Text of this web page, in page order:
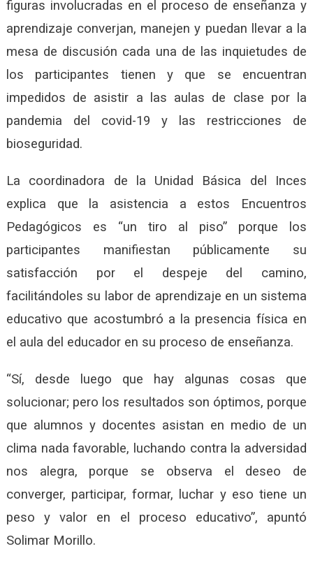
figuras involucradas en el proceso de enseñanza y
aprendizaje converjan, manejen y puedan llevar a la
mesa de discusión cada una de las inquietudes de
los participantes tienen y que se encuentran
impedidos de asistir a las aulas de clase por la
pandemia del covid-19 y las restricciones de
bioseguridad.
La coordinadora de la Unidad Básica del Inces
explica que la asistencia a estos Encuentros
Pedagógicos es “un tiro al piso” porque los
participantes manifiestan públicamente su
satisfacción por el despeje del camino,
facilitándoles su labor de aprendizaje en un sistema
educativo que acostumbró a la presencia física en
el aula del educador en su proceso de enseñanza.
“Sí, desde luego que hay algunas cosas que
solucionar; pero los resultados son óptimos, porque
que alumnos y docentes asistan en medio de un
clima nada favorable, luchando contra la adversidad
nos alegra, porque se observa el deseo de
converger, participar, formar, luchar y eso tiene un
peso y valor en el proceso educativo”, apuntó
Solimar Morillo.